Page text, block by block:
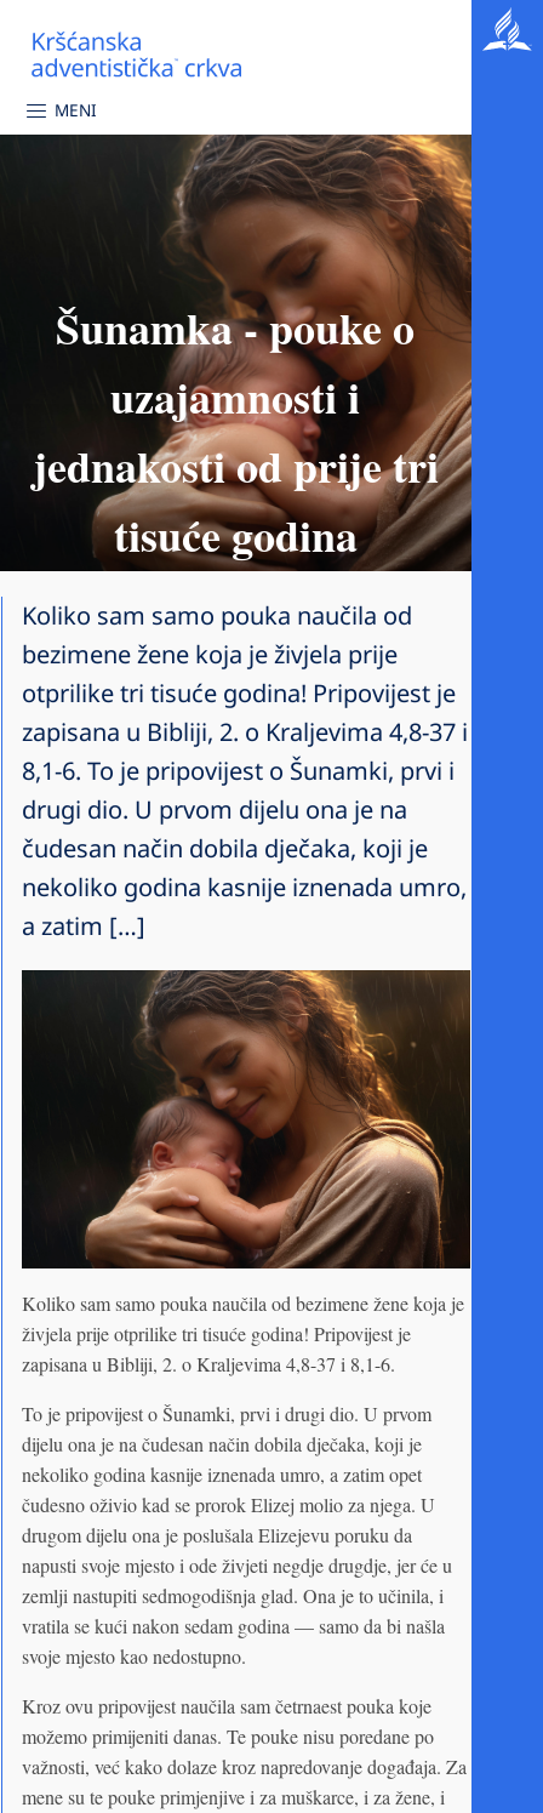
MENI
Šunamka - pouke o
uzajamnosti i
jednakosti od prije tri
tisuće godina
Koliko sam samo pouka naučila od
bezimene žene koja je živjela prije
otprilike tri tisuće godina! Pripovijest je
zapisana u Bibliji, 2. o Kraljevima 4,8-37 i
8,1-6. To je pripovijest o Šunamki, prvi i
drugi dio. U prvom dijelu ona je na
čudesan način dobila dječaka, koji je
nekoliko godina kasnije iznenada umro,
a zatim […]
Koliko sam samo pouka naučila od bezimene žene koja je
živjela prije otprilike tri tisuće godina! Pripovijest je
zapisana u Bibliji, 2. o Kraljevima 4,8-37 i 8,1-6.
To je pripovijest o Šunamki, prvi i drugi dio. U prvom
dijelu ona je na čudesan način dobila dječaka, koji je
nekoliko godina kasnije iznenada umro, a zatim opet
čudesno oživio kad se prorok Elizej molio za njega. U
drugom dijelu ona je poslušala Elizejevu poruku da
napusti svoje mjesto i ode živjeti negdje drugdje, jer će u
zemlji nastupiti sedmogodišnja glad. Ona je to učinila, i
vratila se kući nakon sedam godina — samo da bi našla
svoje mjesto kao nedostupno.
Kroz ovu pripovijest naučila sam četrnaest pouka koje
možemo primijeniti danas. Te pouke nisu poredane po
važnosti, već kako dolaze kroz napredovanje događaja. Za
mene su te pouke primjenjive i za muškarce, i za žene, i